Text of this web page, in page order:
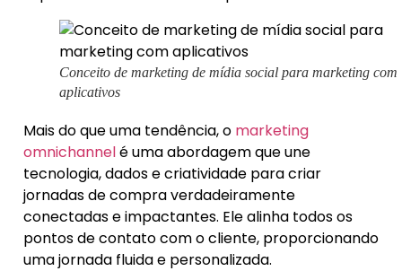
Conceito de marketing de mídia social para marketing com
aplicativos
Mais do que uma tendência, o marketing
omnichannelé uma abordagem que une
tecnologia, dados e criatividade para criar
jornadas de compra verdadeiramente
conectadas e impactantes. Ele alinha todos os
pontos de contato com o cliente, proporcionando
uma jornada fluida e personalizada.